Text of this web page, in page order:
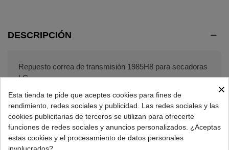
DESCRIPCIÓN
Repuesto correa de transmisión 1985H8 para secadoras
LG.
Características correa secadora:
Modelo: 1985 PH 8, 1985PH8, 1985H8, 8PH1985,
8H1985 o 1985H7.
Longitud: 1985mm.
×
Esta tienda te pide que aceptes cookies para fines de
rendimiento, redes sociales y publicidad. Las redes sociales y las
cookies publicitarias de terceros se utilizan para ofrecerte
funciones de redes sociales y anuncios personalizados. ¿Aceptas
estas cookies y el procesamiento de datos personales